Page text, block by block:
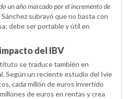
un año marcado por el incremento de
Sánchez subrayó que no basta con
debe ser portable y útil en
del IBV
se traduce también en
Según un reciente estudio del Ivie
cada millón de euros invertido
de euros en rentas y crea